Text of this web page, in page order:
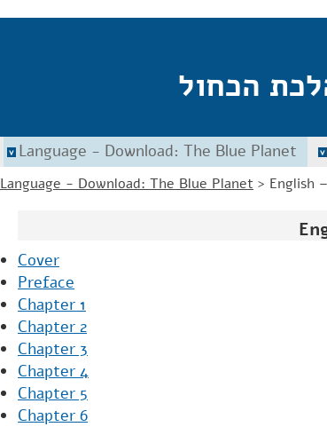
הכחול
Language - Download: The Blue Planet
Language - Download: The Blue Planet > English
Cover
Preface
Chapter 1
Chapter 2
Chapter 3
Chapter 4
Chapter 5
Chapter 6